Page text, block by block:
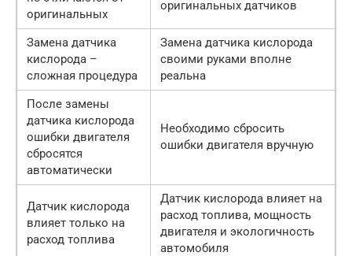
оригинальных
оригинальных датчиков
Замена датчика
кислорода –
сложная процедура
Замена датчика кислорода
своими руками вполне
реальна
После замены
датчика кислорода
ошибки двигателя
сбросятся
автоматически
Необходимо сбросить
ошибки двигателя вручную
Датчик кислорода
влияет только на
расход топлива
Датчик кислорода влияет на
расход топлива, мощность
двигателя и экологичность
автомобиля